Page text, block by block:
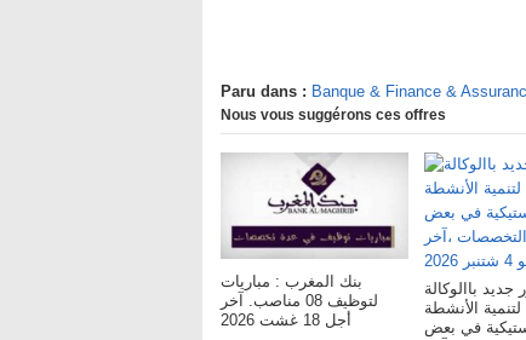
Paru dans : Banque & Finance &
Nous vous suggérons ces offres
بنك المغرب : مباريات
لتوظيف 08 مناصب. آخر
أجل 18 غشت 2026
جديد باالوكالة
لتنمية الأنشطة
في بعض